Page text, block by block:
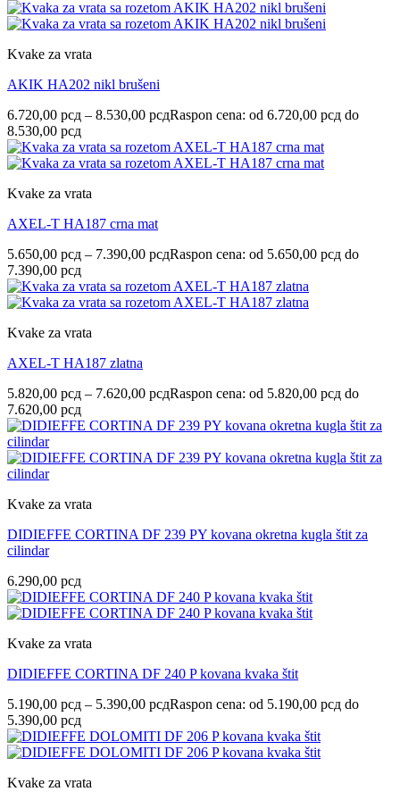
Kvake za vrata
AKIK HA202 nikl brušeni
6.720,00 рсд – 8.530,00 рсдRaspon cena: od 6.720,00 рсд do
8.530,00 рсд
Kvake za vrata
AXEL-T HA187 crna mat
5.650,00 рсд – 7.390,00 рсдRaspon cena: od 5.650,00 рсд do
7.390,00 рсд
Kvake za vrata
AXEL-T HA187 zlatna
5.820,00 рсд – 7.620,00 рсдRaspon cena: od 5.820,00 рсд do
7.620,00 рсд
Kvake za vrata
DIDIEFFE CORTINA DF 239 PY kovana okretna kugla štit za
cilindar
6.290,00 рсд
Kvake za vrata
DIDIEFFE CORTINA DF 240 P kovana kvaka štit
5.190,00 рсд – 5.390,00 рсдRaspon cena: od 5.190,00 рсд do
5.390,00 рсд
Kvake za vrata